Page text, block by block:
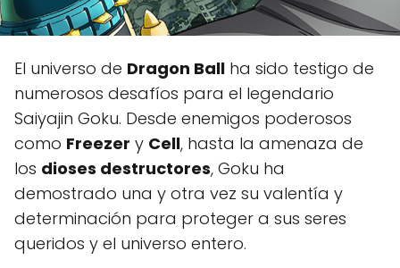
El universo de Dragon Ball ha sido testigo de
numerosos desafíos para el legendario
Saiyajin Goku. Desde enemigos poderosos
como Freezer y Cell, hasta la amenaza de
los dioses destructores, Goku ha
demostrado una y otra vez su valentía y
determinación para proteger a sus seres
queridos y el universo entero.